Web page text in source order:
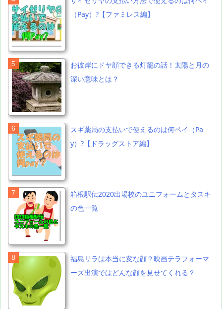
（Pay）?【ファミレス編】
お彼岸にドヤ顔できる灯籠の話！太陽と月の
深い意味とは？
スギ薬局の支払いで使えるのは何ペイ（Pa
y）?【ドラッグストア編】
箱根駅伝2020出場校のユニフォームとタスキ
の色一覧
福島リラは本当に変な顔？映画テラフォーマ
ーズ出演ではどんな顔を見せてくれる？